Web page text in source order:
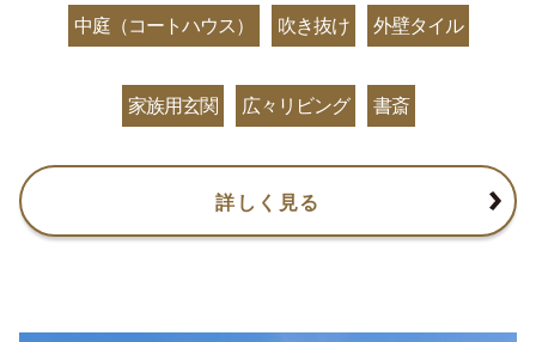
中庭（コートハウス） 吹き抜け 外壁タイル
家族用玄関 広々リビング 書斎
詳しく見る